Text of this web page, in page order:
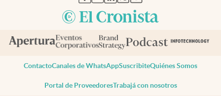
ContactoCanales de WhatsAppSuscribiteQuiénes Somos
Portal de ProveedoresTrabajá con nosotros